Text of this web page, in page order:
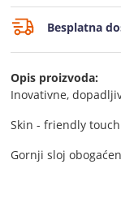
Besplatna
Opis proizvoda:
Inovativne,
Skin - friendly
Gornji sloj